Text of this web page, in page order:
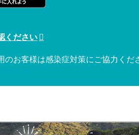
ください
お客様は感染症対策にご協力くだ